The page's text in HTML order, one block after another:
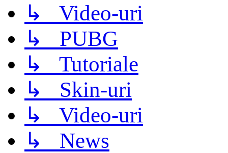
↳ Video-uri
↳ PUBG
↳ Tutoriale
↳ Skin-uri
↳ Video-uri
↳ News